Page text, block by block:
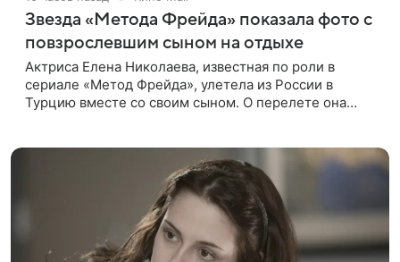
Звезда «Метода Фрейда» показала фото с
повзрослевшим сыном на отдыхе
Актриса Елена Николаева, известная по роли в
сериале «Метод Фрейда», улетела из России в
Турцию вместе со своим сыном. О перелете она